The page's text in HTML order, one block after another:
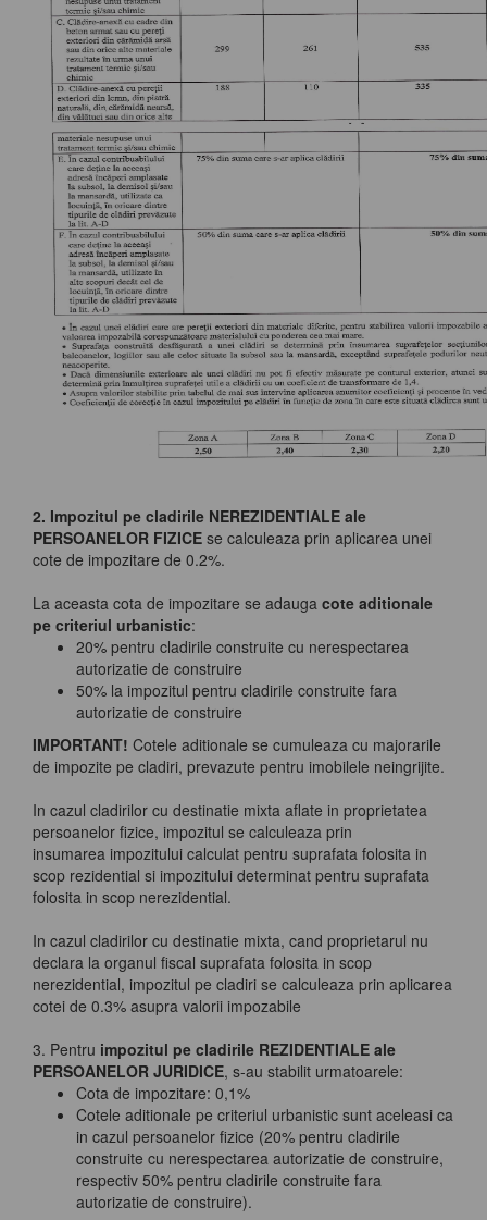
2. Impozitul pe cladirile NEREZIDENTIALE ale
PERSOANELOR FIZICE se calculeaza prin aplicarea unei
cote de impozitare de 0.2%.
La aceasta cota de impozitare se adauga cote aditionale
pe criteriul urbanistic:
20% pentru cladirile construite cu nerespectarea
autorizatie de construire
50% la impozitul pentru cladirile construite fara
autorizatie de construire
IMPORTANT! Cotele aditionale se cumuleaza cu majorarile
de impozite pe cladiri, prevazute pentru imobilele neingrijite.
In cazul cladirilor cu destinatie mixta aflate in proprietatea
persoanelor fizice, impozitul se calculeaza prin
insumarea impozitului calculat pentru suprafata folosita in
scop rezidential si impozitului determinat pentru suprafata
folosita in scop nerezidential.
In cazul cladirilor cu destinatie mixta, cand proprietarul nu
declara la organul fiscal suprafata folosita in scop
nerezidential, impozitul pe cladiri se calculeaza prin aplicarea
cotei de 0.3% asupra valorii impozabile
3. Pentru impozitul pe cladirile REZIDENTIALE ale
PERSOANELOR JURIDICE, s-au stabilit urmatoarele:
Cota de impozitare: 0,1%
Cotele aditionale pe criteriul urbanistic sunt aceleasi ca
in cazul persoanelor fizice (20% pentru cladirile
construite cu nerespectarea autorizatie de construire,
respectiv 50% pentru cladirile construite fara
autorizatie de construire).